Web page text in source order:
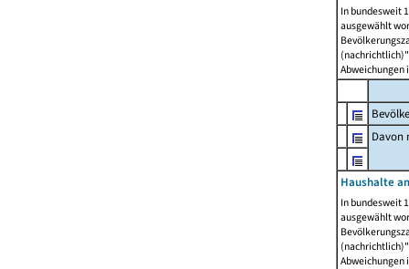
In bundesweit
ausgewählt
Abweichungen
Davon
Haushalte
In bundesweit
ausgewählt
Abweichungen